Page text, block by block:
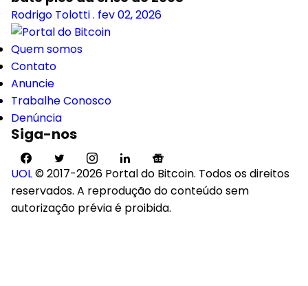
Rodrigo Tolotti. fev 02, 2026
Quem somos
Contato
Anuncie
Trabalhe Conosco
Denúncia
Siga-nos
UOL© 2017-2026 Portal do Bitcoin. Todos os direitos
reservados. A reprodução do conteúdo sem
autorização prévia é proibida.